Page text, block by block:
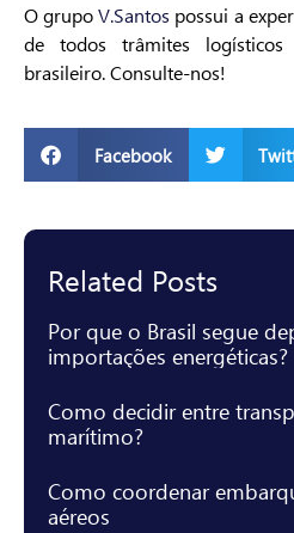
O grupoV.Santos possui a
de todos trâmites
brasileiro. Consulte-nos!
Facebook
Related Posts
Por que o Brasil segue
importações energéticas?
Como decidir entre
marítimo?
Como coordenar
aéreos